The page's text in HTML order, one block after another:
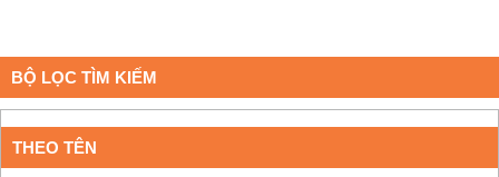
BỘ LỌC TÌM KIẾM
THEO TÊN